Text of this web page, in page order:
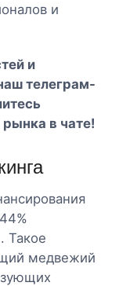
и
и
телеграм-
в чате!
Такое
медвежий